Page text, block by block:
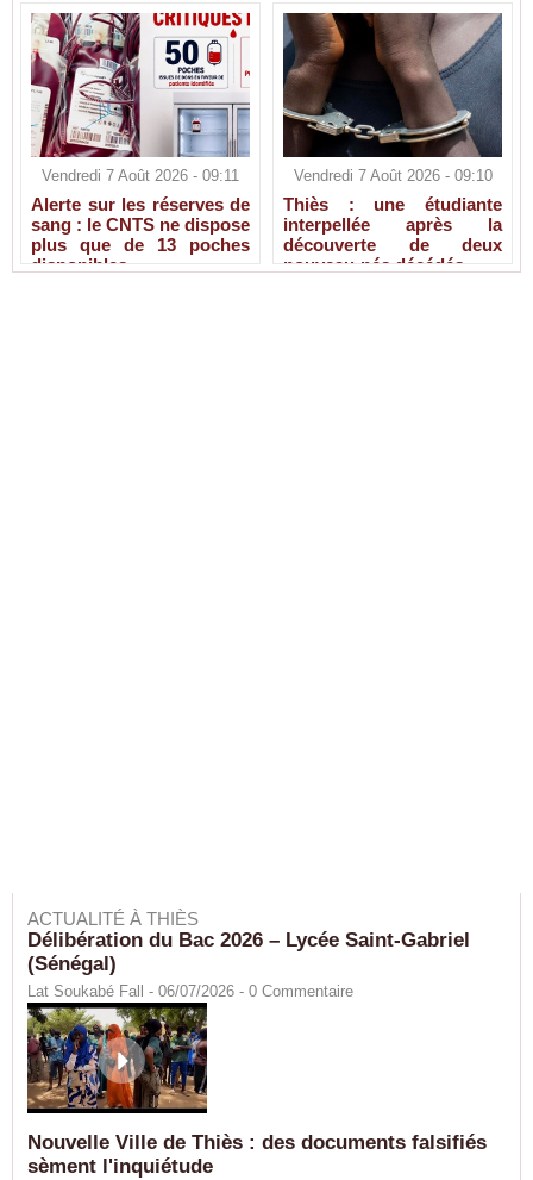
Vendredi 7 Août 2026 - 09:11
Alerte sur les réserves de
sang : le CNTS ne dispose
plus que de 13 poches
disponibles
Vendredi 7 Août 2026 - 09:10
Thiès : une étudiante
interpellée après la
découverte de deux
nouveau-nés décédés
ACTUALITÉ À THIÈS
Délibération du Bac 2026 – Lycée Saint-Gabriel
(Sénégal)
Lat Soukabé Fall - 06/07/2026 - 0 Commentaire
Nouvelle Ville de Thiès : des documents falsifiés
sèment l'inquiétude